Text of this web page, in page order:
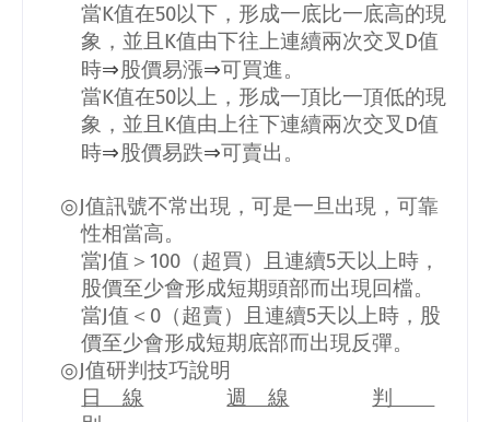
當K值在50以下，形成一底比一底高的現
象，並且 K值由下往上連續兩次交叉 D值
時⇒股價易漲⇒可買進。
當K值在50以上，形成一頂比一頂低的現
象，並且 K值由上往下連續兩次交叉 D值
時⇒股價易跌⇒可賣出。
◎J值訊號不常出現，可是一旦出現，可靠
性相當高。
當J值＞ 100 （超買）且連續5天以上時，
股價至少會形成短期頭部而出現回檔。
當J值＜ 0 （超賣）且連續5天以上時，股
價至少會形成短期底部而出現反彈。
◎J值研判技巧說明
日 線
週 線
判